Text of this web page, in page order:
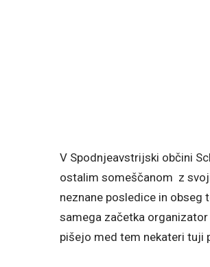
V Spodnjeavstrijski občini
ostalim someščanom z
neznane posledice in
samega začetka
pišejo med tem nekateri tuji